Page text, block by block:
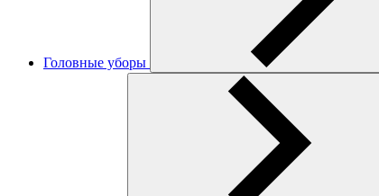
Головные уборы